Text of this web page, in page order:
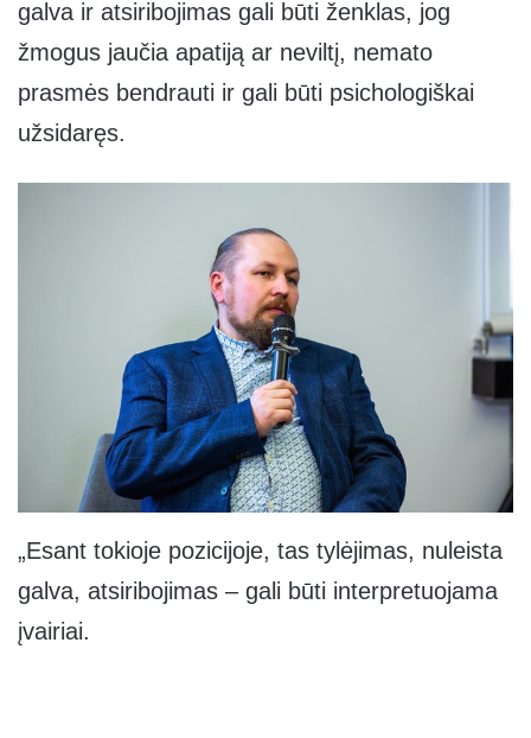
galva ir atsiribojimas gali būti ženklas, jog
žmogus jaučia apatiją ar neviltį, nemato
prasmės bendrauti ir gali būti psichologiškai
užsidaręs.
„Esant tokioje pozicijoje, tas tylėjimas, nuleista
galva, atsiribojimas – gali būti interpretuojama
įvairiai.